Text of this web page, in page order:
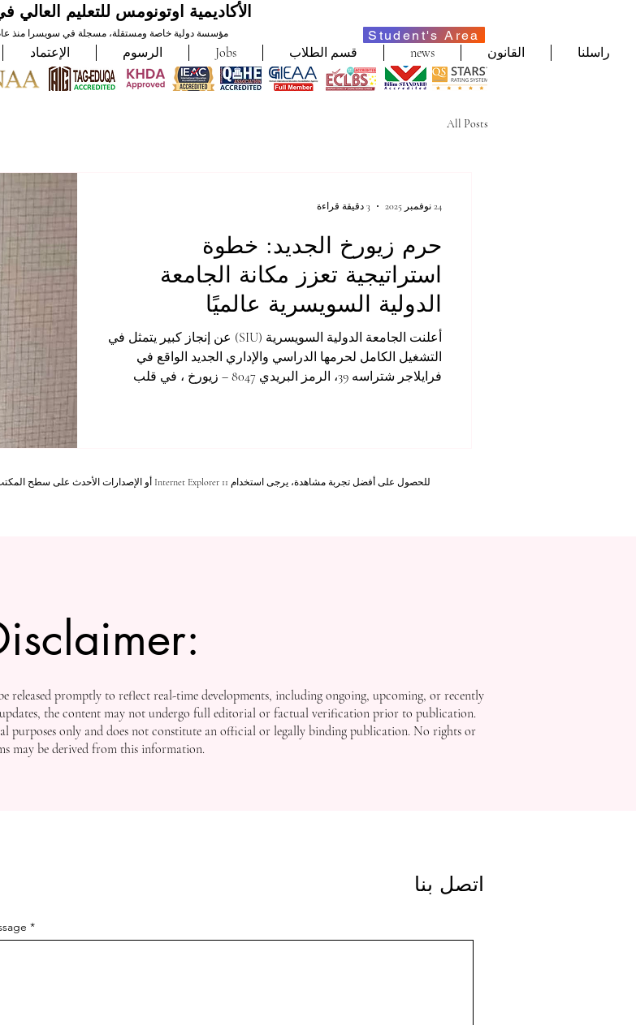
الأكاديمية اوتونومس للتعليم العالي
مؤسسة دولية خاصة ومستقلة، مسجلة في سويسرا منذ عام Student's Area
الإعتماد الرسوم Jobs قسم الطلاب news القانون راسلنا
All Posts
حرم زيورخ الجديد: خطوة
استراتيجية تعزز مكانة الجامعة
الدولية السويسرية عالميًا
أعلنت الجامعة الدولية السويسرية (SIU) عن إنجاز كبير يتمثل في
التشغيل الكامل لحرمها الدراسي والإداري الجديد الواقع في
فرايلاجر شتراسه 39، الرمز البريدي 8047 – زيورخ ، في قلب
متخصصًا للأكاديميا والإدارة فقط. يمثل هذا التطوير خطوة جديدة
24 نوفمبر 2025 3 دقيقة قراءة
للحصول على أفضل تجربة مشاهدة، يرجى استخدام Internet Explorer 11 أو الإصدارات الأحدث على سطح المكتب أو الكمبيوتر المحمول، أو Mozilla Firefox، أو Safari، أو Chrome.
released promptly to reflect real-time developments, including ongoing, upcoming, or recently
updates, the content may not undergo full editorial or factual verification prior to publication.
purposes only and does not constitute an official or legally binding publication. No rights or
may be derived from this information.
اتصل بنا